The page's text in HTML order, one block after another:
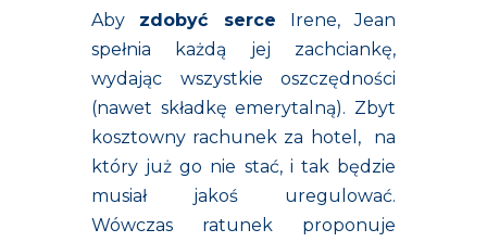
Aby zdobyć serce Irene, Jean
spełnia każdą jej zachciankę,
wydając wszystkie oszczędności
(nawet składkę emerytalną). Zbyt
kosztowny rachunek za hotel, na
który już go nie stać, i tak będzie
musiał jakoś uregulować.
Wówczas ratunek proponuje